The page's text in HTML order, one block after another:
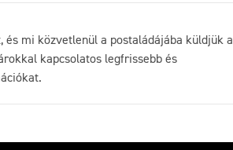
és mi közvetlenül a postaládájába küldjük a
kapcsolatos legfrissebb és